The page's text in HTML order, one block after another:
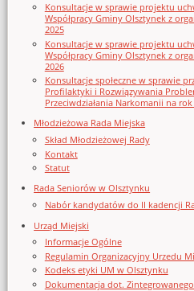
Konsultacje w sprawie projektu
Współpracy Gminy Olsztynek z
2025
Konsultacje w sprawie projektu
Współpracy Gminy Olsztynek z
2026
Konsultacje społeczne w sprawie
Profilaktyki i Rozwiązywania
Przeciwdziałania Narkomanii na rok
Młodzieżowa Rada Miejska
Skład Młodzieżowej Rady
Kontakt
Statut
Rada Seniorów w Olsztynku
Nabór kandydatów do II kadencji
Urząd Miejski
Informacje Ogólne
Regulamin Organizacyjny Urzedu
Kodeks etyki UM w Olsztynku
Dokumentacja dot.